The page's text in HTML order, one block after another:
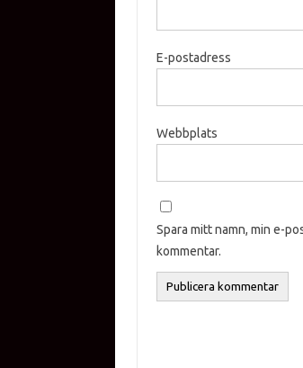
E-postadress
Webbplats
Spara mitt namn, min e-
kommentar.